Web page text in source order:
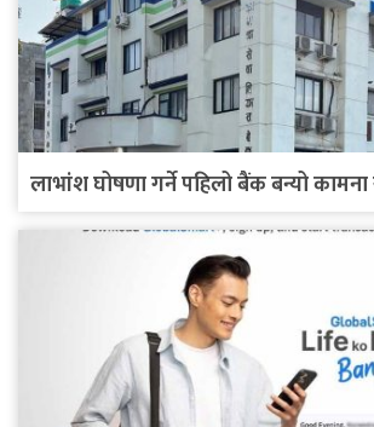
लाभांश घोषणा गर्ने पहिलो बैंक बन्यो